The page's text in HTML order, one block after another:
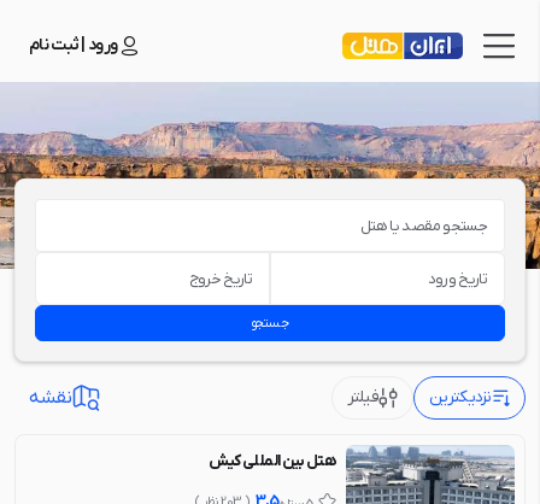
ورود | ثبت نام
جستجو مقصد یا هتل
تاریخ ورود تاریخ خروج
جستجو
نزدیکترین فیلتر نقشه
هتل بین المللی کیش